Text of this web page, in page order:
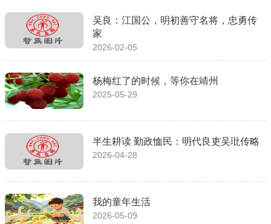
吴良：江国公，明初善守名将，忠勇传
家
2026-02-05
杨梅红了的时候，等你在靖州
2025-05-29
半生耕读 勤政恤民：明代良吏吴玭传略
2026-04-28
我的童年生活
2026-05-09